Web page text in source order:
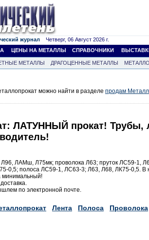
журнал Четверг, 06 Август 2026 г.
ЦЕНЫ НА МЕТАЛЛЫ СПРАВОЧНИКИ
МЕТАЛЛЫ ДРАГОЦЕННЫЕ МЕТАЛЛЫ
можно найти в разделе продам
ЛАТУННЫЙ прокат! Трубы,
ЛАМш, Л75мк; проволока Л63; пруток ЛС59-1,
0,5; полоса ЛС59-1, ЛС63-3; Л63, Л68, ЛК75-0,5. В
минимальный!
по электронной почте.
Лента Полоса Проволока